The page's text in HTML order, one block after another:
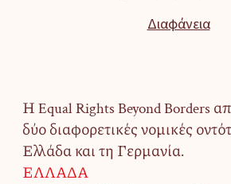
Διαφάνεια
Η Equal Rights Beyond Borders
δύο διαφορετικές νομικές
Ελλάδα και τη Γερμανία.
ΕΛΛΑΔΑ